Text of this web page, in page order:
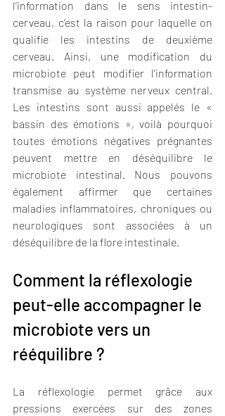
l’information dans le sens intestin-
cerveau, c’est la raison pour laquelle on
qualifie les intestins de deuxième
cerveau. Ainsi, une modification du
microbiote peut modifier l’information
transmise au système nerveux central.
Les intestins sont aussi appelés le «
bassin des émotions », voilà pourquoi
toutes émotions négatives prégnantes
peuvent mettre en déséquilibre le
microbiote intestinal. Nous pouvons
également affirmer que certaines
maladies inflammatoires, chroniques ou
neurologiques sont associées à un
déséquilibre de la flore intestinale.
Comment la réflexologie
peut-elle accompagner le
microbiote vers un
rééquilibre ?
La réflexologie permet grâce aux
pressions exercées sur des zones